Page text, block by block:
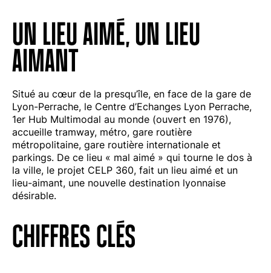
UN LIEU AIMÉ, UN LIEU
AIMANT
Situé au cœur de la presqu’île, en face de la gare de
Lyon-Perrache, le Centre d’Echanges Lyon Perrache,
1er Hub Multimodal au monde (ouvert en 1976),
accueille tramway, métro, gare routière
métropolitaine, gare routière internationale et
parkings. De ce lieu « mal aimé » qui tourne le dos à
la ville, le projet CELP 360, fait un lieu aimé et un
lieu-aimant, une nouvelle destination lyonnaise
désirable.
CHIFFRES CLÉS